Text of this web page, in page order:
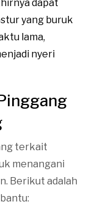
dapat
yang buruk
lama,
nyeri
terkait
menangani
Berikut adalah